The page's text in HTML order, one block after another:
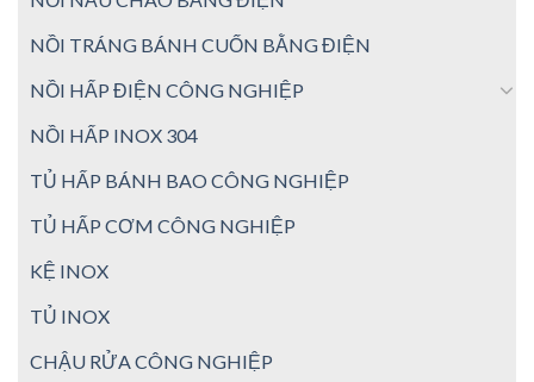
NỒI TRÁNG BÁNH CUỐN BẰNG ĐIỆN
NỒI HẤP ĐIỆN CÔNG NGHIỆP
NỒI HẤP INOX 304
TỦ HẤP BÁNH BAO CÔNG NGHIỆP
TỦ HẤP CƠM CÔNG NGHIỆP
KỆ INOX
TỦ INOX
CHẬU RỬA CÔNG NGHIỆP